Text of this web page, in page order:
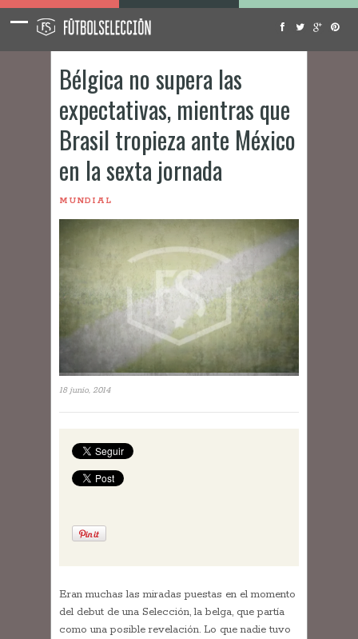
Bélgica no supera las
expectativas, mientras que
Brasil tropieza ante México
en la sexta jornada
MUNDIAL
18 junio, 2014
Eran muchas las miradas puestas en el momento
del debut de una Selección, la belga, que partía
como una posible revelación. Lo que nadie tuvo